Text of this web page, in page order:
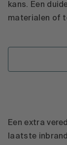
kans. Een
materialen of
Een extra
laatste